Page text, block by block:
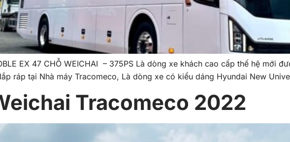
EX 47 CHỖ WEICHAI – 375PS Là dòng xe khách cao cấp thế hệ mới
ráp tại Nhà máy Tracomeco, Là dòng xe có kiểu dáng Hyundai New
Tracomeco 2022